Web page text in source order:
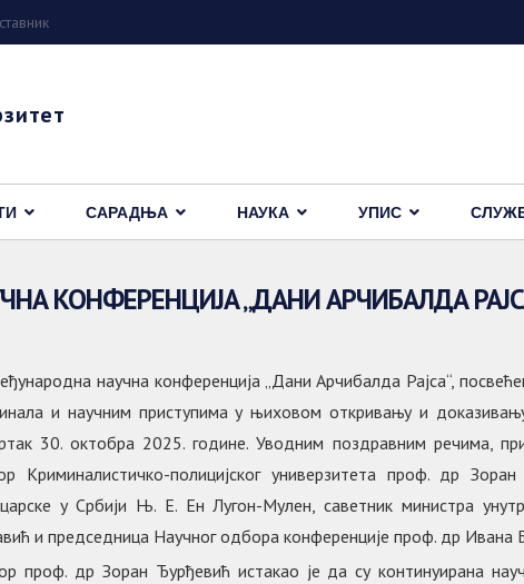
САРАДЊА НАУКА УПИС
КОНФЕРЕНЦИЈА „ДАНИ АРЧИБАЛДА
научна конференција „Дани Арчибалда Рајса“,
и научним приступима у њиховом откривању и
30. октобра 2025. године. Уводним поздравним речима,
Криминалистичко-полицијског универзитета проф. др
у Србији Њ. Е. Ен Лугон-Мулен, саветник министра
и председница Научног одбора конференције проф. др Ивана
проф. др Зоран Ђурђевић истакао је да су континуирана